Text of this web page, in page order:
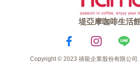
堤亞摩咖啡生活
Copyright © 2023 禧龍企業股份有限公司.